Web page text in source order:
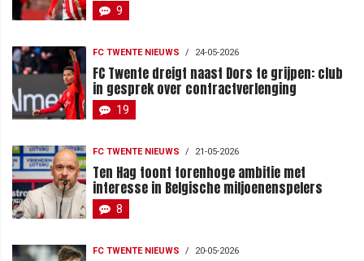
9
FC TWENTE NIEUWS / 24-05-2026
FC Twente dreigt naast Dors te grijpen: club
in gesprek over contractverlenging
19
FC TWENTE NIEUWS / 21-05-2026
Ten Hag toont torenhoge ambitie met
interesse in Belgische miljoenenspelers
8
FC TWENTE NIEUWS / 20-05-2026